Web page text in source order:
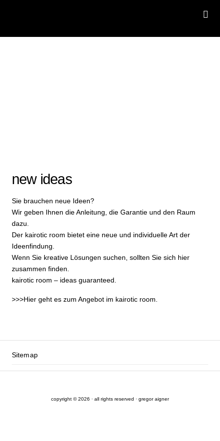
new ideas
Sie brauchen neue Ideen?
Wir geben Ihnen die Anleitung, die Garantie und den Raum
dazu.
Der kairotic room bietet eine neue und individuelle Art der
Ideenfindung.
Wenn Sie kreative Lösungen suchen, sollten Sie sich hier
zusammen finden.
kairotic room – ideas guaranteed.
>>>Hier geht es zum Angebot im kairotic room.
Sitemap
copyright © 2026 · all rights reserved · gregor aigner